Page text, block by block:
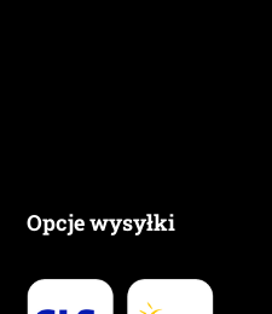
Opcje wysyłki